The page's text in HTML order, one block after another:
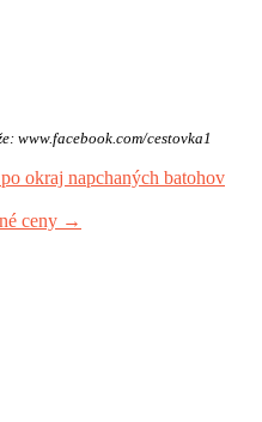
www.facebook.com/cestovka1
okraj napchaných batohov
ceny →